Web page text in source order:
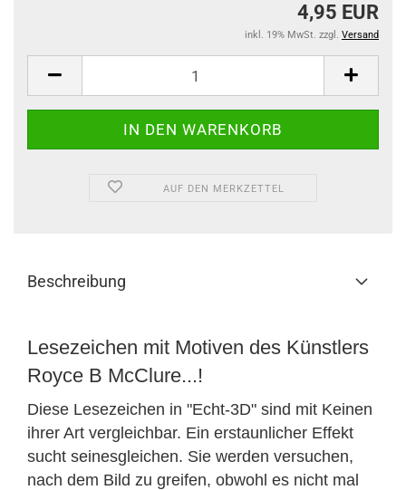
4,95 EUR
inkl. 19% MwSt. zzgl. Versand
AUF DEN MERKZETTEL
Beschreibung
Lesezeichen mit Motiven des Künstlers
Royce B McClure...!
Diese Lesezeichen in "Echt-3D" sind mit Keinen
ihrer Art vergleichbar. Ein erstaunlicher Effekt
sucht seinesgleichen. Sie werden versuchen,
nach dem Bild zu greifen, obwohl es nicht mal